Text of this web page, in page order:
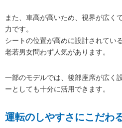
また、車高が高いため、視界が広く
力です。
シートの位置が高めに設計されてい
老若男女問わず人気があります。
一部のモデルでは、後部座席が広く
ーとしても十分に活用できます。
運転のしやすさにこだわ